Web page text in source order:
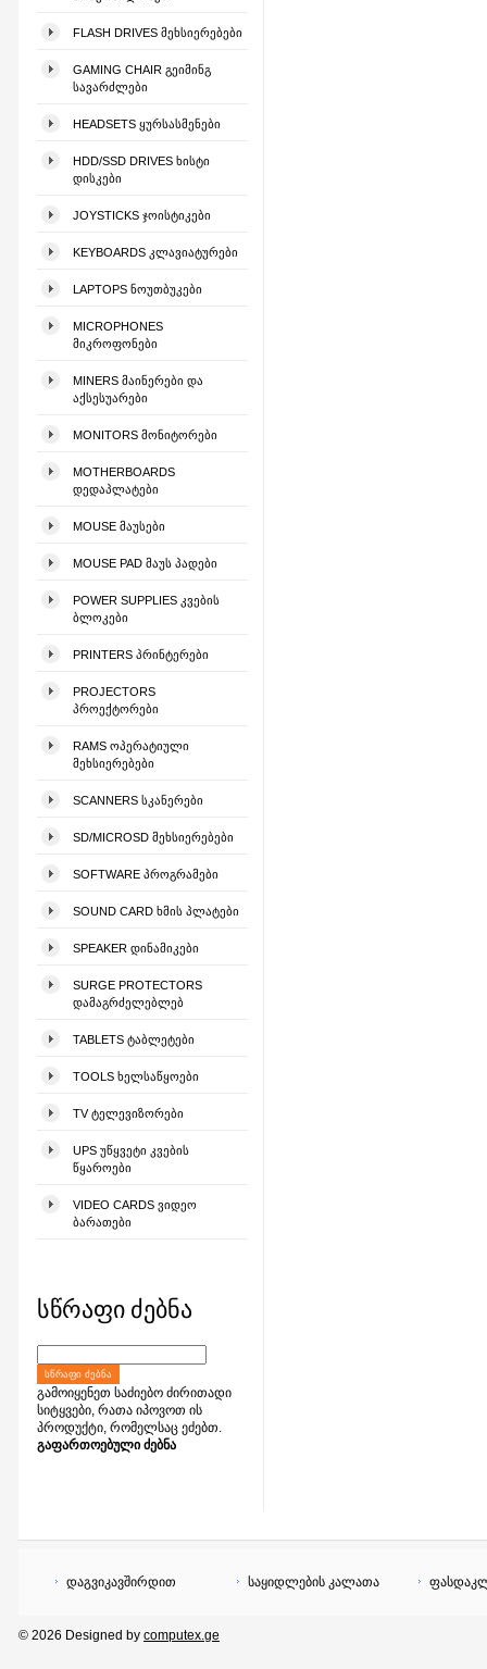
FLASH DRIVES ᲛᲔᲮᲡᲘᲔᲠᲔᲑᲔᲑᲘ
GAMING CHAIR ᲒᲔᲘᲛᲘᲜᲒ
ᲡᲐᲕᲐᲠᲫᲚᲔᲑᲘ
HEADSETS ᲧᲣᲠᲡᲐᲡᲛᲔᲜᲔᲑᲘ
HDD/SSD DRIVES ᲮᲘᲡᲢᲘ
ᲓᲘᲡᲙᲔᲑᲘ
JOYSTICKS ᲯᲝᲘᲡᲢᲘᲙᲔᲑᲘ
KEYBOARDS ᲙᲚᲐᲕᲘᲐᲢᲣᲠᲔᲑᲘ
LAPTOPS ᲜᲝᲣᲗᲑᲣᲙᲔᲑᲘ
MICROPHONES
ᲛᲘᲙᲠᲝᲤᲝᲜᲔᲑᲘ
MINERS ᲛᲐᲘᲜᲔᲠᲔᲑᲘ ᲓᲐ
ᲐᲥᲡᲔᲡᲣᲐᲠᲔᲑᲘ
MONITORS ᲛᲝᲜᲘᲢᲝᲠᲔᲑᲘ
MOTHERBOARDS
ᲓᲔᲓᲐᲞᲚᲐᲢᲔᲑᲘ
MOUSE ᲛᲐᲣᲡᲔᲑᲘ
MOUSE PAD ᲛᲐᲣᲡ ᲞᲐᲓᲔᲑᲘ
POWER SUPPLIES ᲙᲕᲔᲑᲘᲡ
ᲑᲚᲝᲙᲔᲑᲘ
PRINTERS ᲞᲠᲘᲜᲢᲔᲠᲔᲑᲘ
PROJECTORS
ᲞᲠᲝᲔᲥᲢᲝᲠᲔᲑᲘ
RAMS ᲝᲞᲔᲠᲐᲢᲘᲣᲚᲘ
ᲛᲔᲮᲡᲘᲔᲠᲔᲑᲔᲑᲘ
SCANNERS ᲡᲙᲐᲜᲔᲠᲔᲑᲘ
SD/MICROSD ᲛᲔᲮᲡᲘᲔᲠᲔᲑᲔᲑᲘ
SOFTWARE ᲞᲠᲝᲒᲠᲐᲛᲔᲑᲘ
SOUND CARD ᲮᲛᲘᲡ ᲞᲚᲐᲢᲔᲑᲘ
SPEAKER ᲓᲘᲜᲐᲛᲘᲙᲔᲑᲘ
SURGE PROTECTORS
ᲓᲐᲛᲐᲒᲠᲫᲔᲚᲔᲑᲚᲔᲑ
TABLETS ᲢᲐᲑᲚᲔᲢᲔᲑᲘ
TOOLS ᲮᲔᲚᲡᲐᲬᲧᲝᲔᲑᲘ
TV ᲢᲔᲚᲔᲕᲘᲖᲝᲠᲔᲑᲘ
UPS ᲣᲬᲧᲕᲔᲢᲘ ᲙᲕᲔᲑᲘᲡ
ᲬᲧᲐᲠᲝᲔᲑᲘ
VIDEO CARDS ᲕᲘᲓᲔᲝ
ᲑᲐᲠᲐᲗᲔᲑᲘ
სწრაფი ძებნა
ᲡᲬᲠᲐᲤᲘ ᲫᲔᲑᲜᲐ
გამოიყენეთ საძიებო ძირითადი
სიტყვები, რათა იპოვოთ ის
პროდუქტი, რომელსაც ეძებთ.
გაფართოებული ძებნა
დაგვიკავშირდით საყიდლების კალათა
© 2026 Designed by computex.ge